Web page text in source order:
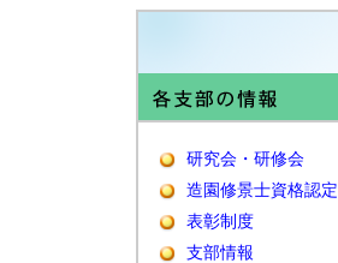
研究会・研修会
造園修景士資格認定
表彰制度
支部情報